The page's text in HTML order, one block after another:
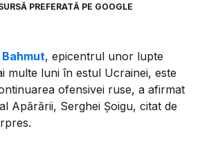
PREFERATĂ PE GOOGLE
, epicentrul unor lupte
multe luni în estul Ucrainei, este
ofensivei ruse, a afirmat
Apărării, Serghei Şoigu, citat de